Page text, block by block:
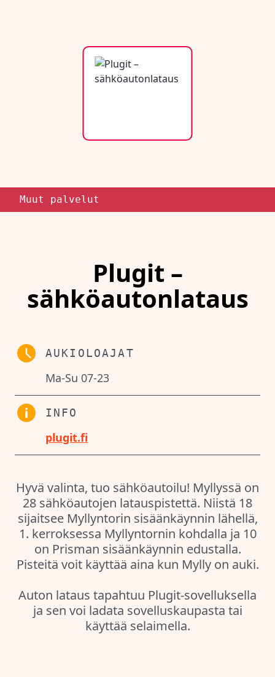
Muut palvelut
Plugit –
sähköautonlataus
AUKIOLOAJAT
Ma-Su 07-23
INFO
plugit.fi
Hyvä valinta, tuo sähköautoilu! Myllyssä on
28 sähköautojen latauspistettä. Niistä 18
sijaitsee Myllyntorin sisäänkäynnin lähellä,
1. kerroksessa Myllyntornin kohdalla ja 10
on Prisman sisäänkäynnin edustalla.
Pisteitä voit käyttää aina kun Mylly on auki.
Auton lataus tapahtuu Plugit-sovelluksella
ja sen voi ladata sovelluskaupasta tai
käyttää selaimella.